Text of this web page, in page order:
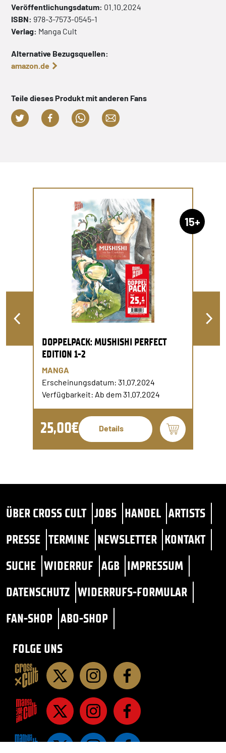
Veröffentlichungsdatum: 01.10.2024
ISBN: 978-3-7573-0545-1
Verlag: Manga Cult
Alternative Bezugsquellen:
amazon.de
Teile dieses Produkt mit anderen Fans
15+
DOPPELPACK: MUSHISHI PERFECT
EDITION 1-2
MANGA
Erscheinungsdatum: 31.07.2024
Verfügbarkeit: Ab dem 31.07.2024
25,00€ Details
ÜBER CROSS CULT JOBS HANDEL ARTISTS
PRESSE TERMINE NEWSLETTER KONTAKT
SUCHE WIDERRUF AGB IMPRESSUM
DATENSCHUTZ WIDERRUFS-FORMULAR
FAN-SHOP ABO-SHOP
FOLGE UNS